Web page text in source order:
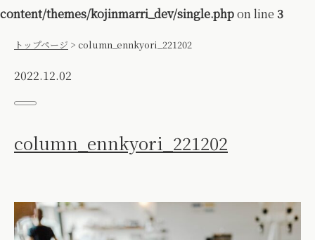
content/themes/kojinmarri_dev/single.phpon line 3
トップページ > column_ennkyori_221202
2022.12.02
column_ennkyori_221202